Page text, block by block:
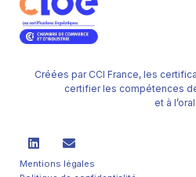
Créées par CCI France, les
certifier les compétences de
et à l’oral.
Mentions légales